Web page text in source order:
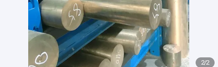
2/2